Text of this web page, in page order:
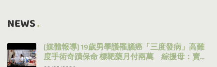
NEWS
[媒體報導] 19歲男學護罹腦癌「三度發病」高難
度手術奇蹟保命 標靶藥月付兩萬 綜援母：賣得